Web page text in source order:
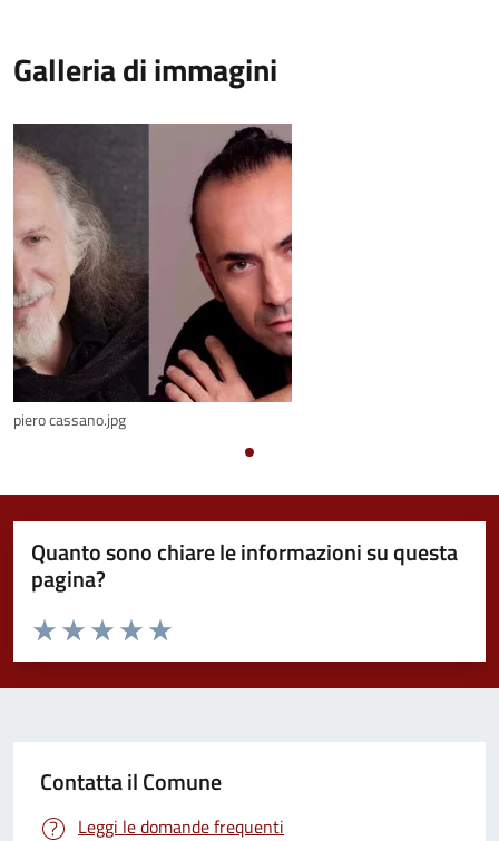
Galleria di immagini
piero cassano.jpg
Quanto sono chiare le informazioni su questa
pagina?
Valuta da 1 a 5 stelle la pagina
Valuta 5 stelle su 5
Valuta 4 stelle su 5
Valuta 3 stelle su 5
Valuta 2 stelle su 5
Valuta 1 stelle su 5
Contatta il Comune
Leggi le domande frequenti